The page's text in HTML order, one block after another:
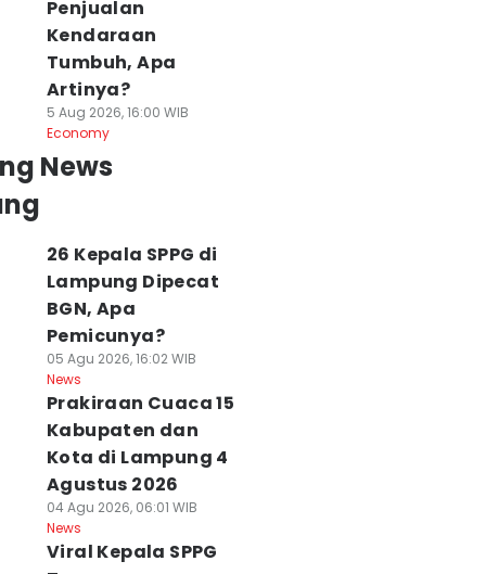
Penjualan
Kendaraan
Tumbuh, Apa
Artinya?
5 Aug 2026, 16:00 WIB
Economy
News
26 Kepala SPPG di
Lampung Dipecat
BGN, Apa
Pemicunya?
05 Agu 2026, 16:02 WIB
News
Prakiraan Cuaca 15
Kabupaten dan
Kota di Lampung 4
Agustus 2026
04 Agu 2026, 06:01 WIB
News
Viral Kepala SPPG